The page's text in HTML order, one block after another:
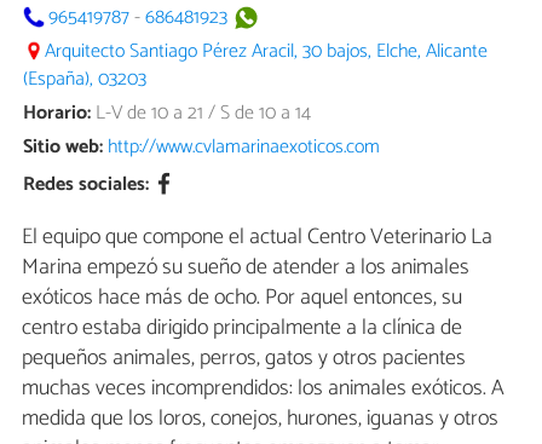
965419787-686481923
Arquitecto Santiago Pérez Aracil, 30 bajos, Elche, Alicante
(España), 03203
Horario:L-V de 10 a 21 / S de 10 a 14
Sitio web:http://www.cvlamarinaexoticos.com
Redes sociales:
El equipo que compone el actual Centro Veterinario La
Marina empezó su sueño de atender a los animales
exóticos hace más de ocho. Por aquel entonces, su
centro estaba dirigido principalmente a la clínica de
pequeños animales, perros, gatos y otros pacientes
muchas veces incomprendidos: los animales exóticos. A
medida que los loros, conejos, hurones, iguanas y otros